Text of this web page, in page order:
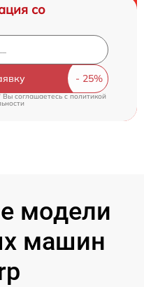
со
Вы соглашаетесь cполитикой
модели
машин